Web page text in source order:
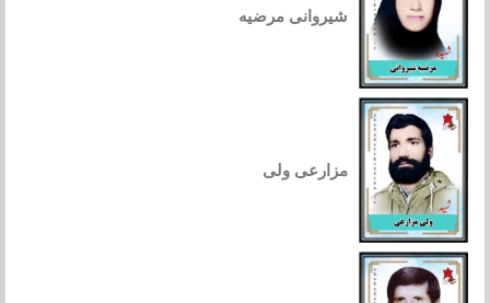
شیروانی مرضیه
مزارعی ولی